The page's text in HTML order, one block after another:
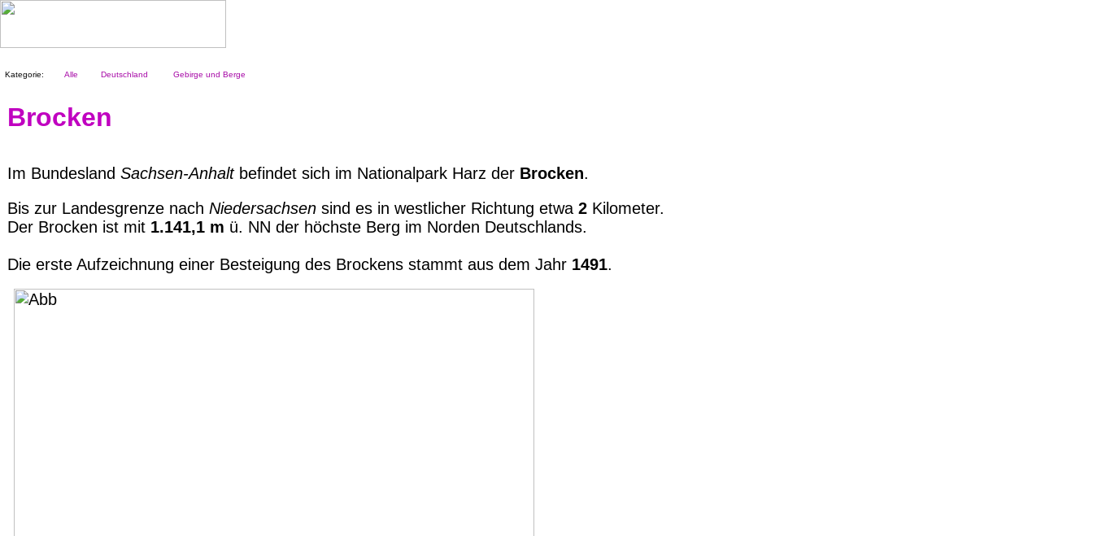
Kategorie: Alle Deutschland Gebirge und Berge
Brocken
Im Bundesland Sachsen-Anhaltbefindet sich im Nationalpark Harz der Brocken.
Bis zur Landesgrenze nach Niedersachsen sind es in westlicher Richtung etwa 2 Kilometer.
Der Brocken ist mit 1.141,1 m ü. NN der höchste Berg im Norden Deutschlands.
Die erste Aufzeichnung einer Besteigung des Brockens stammt aus dem Jahr 1491.